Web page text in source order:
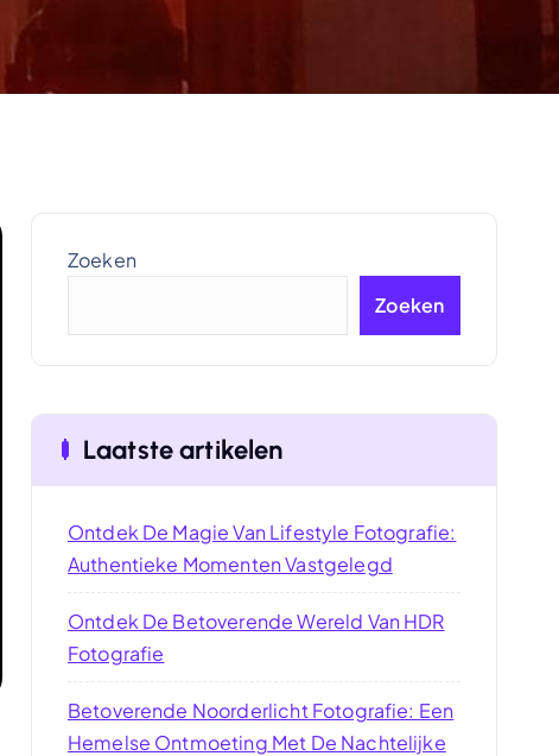
Zoeken
Zoeken
Laatste artikelen
Ontdek De Magie Van Lifestyle Fotografie:
Authentieke Momenten Vastgelegd
Ontdek De Betoverende Wereld Van HDR
Fotografie
Betoverende Noorderlicht Fotografie: Een
Hemelse Ontmoeting Met De Nachtelijke